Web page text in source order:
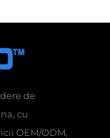
de
cu
OEM/ODM,